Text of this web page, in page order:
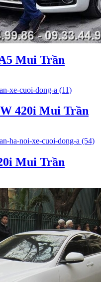
Mui Trần
420i Mui Trần
Mui Trần